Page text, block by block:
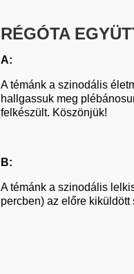
RÉGÓTA
A:
A témánk a szinodális
hallgassuk meg
felkészült. Köszönjük!
B:
A témánk a szinodális
percben) az előre kiküldött